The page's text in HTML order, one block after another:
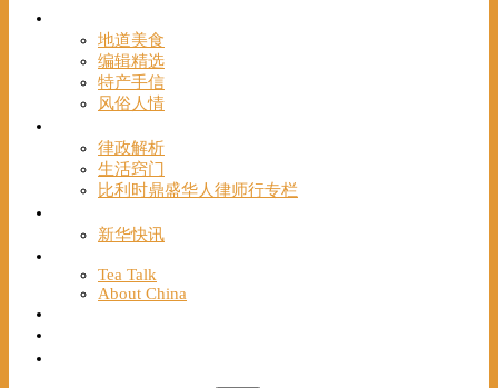
地道美食
编辑精选
特产手信
风俗人情
律政解析
生活窍门
比利时鼎盛华人律师行专栏
新华快讯
Tea Talk
About China